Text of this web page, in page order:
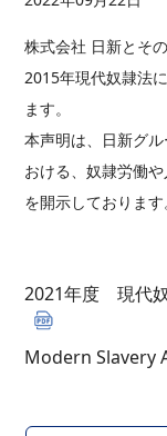
株式会社 日新とそ
2015年現代奴隷法
ます。
本声明は、日新グ
おける、奴隷労働
を開示しております
2021年度 現代
Modern Slavery